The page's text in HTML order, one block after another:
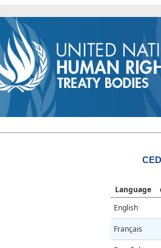
Language
English
Français